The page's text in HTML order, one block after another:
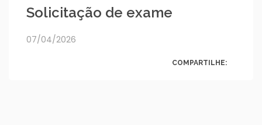
Solicitação de exame
07/04/2026
COMPARTILHE: